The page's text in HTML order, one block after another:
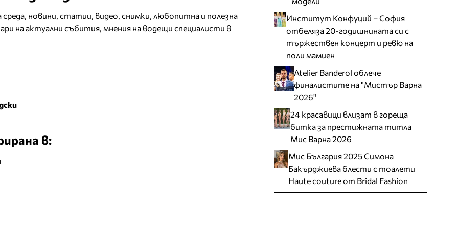
среда, новини, статии, видео, снимки, любопитна и полезна
на актуални събития, мнения на водещи специалисти в
в:
Институт Конфуций – София
отбеляза 20-годишнината си с
тържествен концерт и ревю на
поли мамиен
Atelier Banderol облече
финалистите на "Мистър Варна
2026"
24 красавици влизат в гореща
битка за престижната титла
Мис Варна 2026
Мис България 2025 Симона
Бакърджиева блести с тоалети
Haute couture от Bridal Fashion